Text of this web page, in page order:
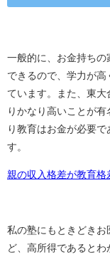
一般的に、お金持ち
できるので、学力が
ています。また、東大
りかなり高いことが
り教育はお金が必要
す。
親の収入格差が教育格
私の塾にもときどきお
ど、高所得であると